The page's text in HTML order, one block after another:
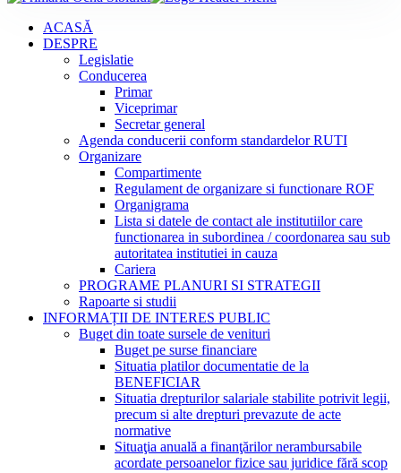
ACASĂ
DESPRE
Legislatie
Conducerea
Primar
Viceprimar
Secretar general
Agenda conducerii conform standardelor RUTI
Organizare
Compartimente
Regulament de organizare si functionare ROF
Organigrama
Lista si datele de contact ale institutiilor care
functionarea in subordinea / coordonarea sau sub
autoritatea institutiei in cauza
Cariera
PROGRAME PLANURI SI STRATEGII
Rapoarte si studii
INFORMAȚII DE INTERES PUBLIC
Buget din toate sursele de venituri
Buget pe surse financiare
Situatia platilor documentatie de la
BENEFICIAR
Situatia drepturilor salariale stabilite potrivit legii,
precum si alte drepturi prevazute de acte
normative
Situaţia anuală a finanţărilor nerambursabile
acordate persoanelor fizice sau juridice fără scop